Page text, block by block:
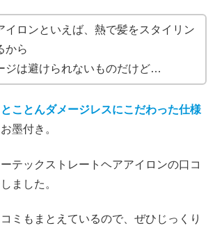
イロンといえば、熱で髪をスタイリン
から
ジは避けられないものだけど…
とことんダメージレスにこだわった仕様
墨付き。
テックストレートヘアアイロンの口コ
ました。
ミもまとえているので、ぜひじっくり